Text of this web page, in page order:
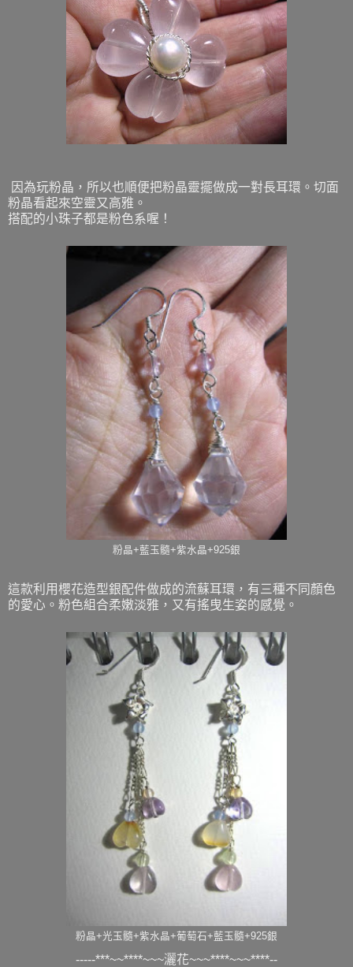
因為玩粉晶，所以也順便把粉晶靈擺做成一對長耳環。切面
粉晶看起來空靈又高雅。
搭配的小珠子都是粉色系喔！
粉晶+藍玉髓+紫水晶+925銀
這款利用櫻花造型銀配件做成的流蘇耳環，有三種不同顏色
的愛心。粉色組合柔嫩淡雅，又有搖曳生姿的感覺。
粉晶+光玉髓+紫水晶+葡萄石+藍玉髓+925銀
-----***~~****~~~灑花~~~****~~~****--